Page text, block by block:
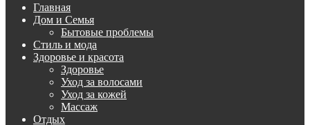
Главная
Дом и Семья
Бытовые проблемы
Стиль и мода
Здоровье и красота
Здоровье
Уход за волосами
Уход за кожей
Массаж
Отдых